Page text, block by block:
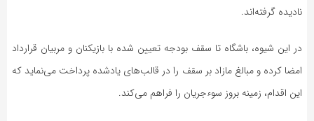
نادیده گرفته‌اند.
در این شیوه، باشگاه تا سقف بودجه تعیین شده با بازیکنان و مربیان قرارداد
امضا کرده و مبالغ مازاد بر سقف را در قالب‌های یادشده پرداخت می‌نماید که
این اقدام، زمینه بروز سوءجریان را فراهم می‌کند.